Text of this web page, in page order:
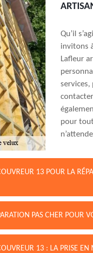
Qu’il
invitons
Lafleur
services,
pour
13 POUR LA
PAS CHER POUR
13 : LA PRISE